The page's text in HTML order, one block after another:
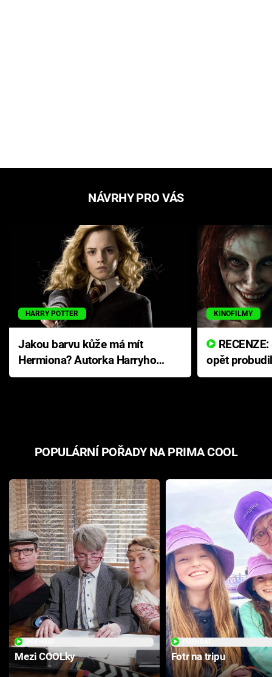
NÁVRHY PRO VÁS
HARRY POTTER
Jakou barvu kůže má mít
Hermiona? Autorka Harryho
Pottera přišla s ráznou
KINOFILMY
opět
přichází s
POPULÁRNÍ POŘADY NA PRIMA COOL
Mezi COOLky Fotr na tripu